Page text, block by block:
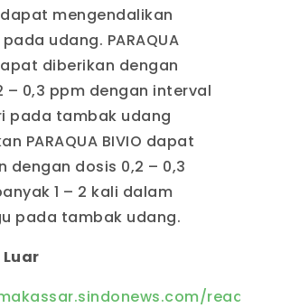
mengendalikan
udang. PARAQUA
diberikan dengan
– 0,3 ppm dengan interval
pada tambak udang
PARAQUA BIVIO dapat
dengan dosis 0,2 – 0,3
1 – 2 kali dalam
pada tambak udang.
read/